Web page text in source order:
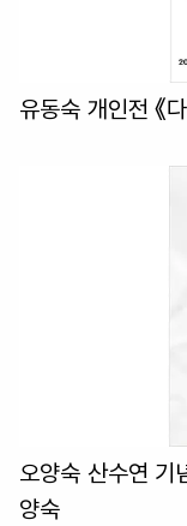
유동숙 개인전 《
오양숙 산수연 기
양숙